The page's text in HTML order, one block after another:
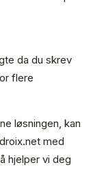
da du skrev
flere
løsningen, kan
med
hjelper vi deg